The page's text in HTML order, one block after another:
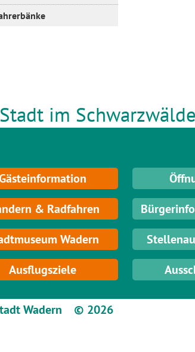
Stadt im
& Radfahren
Wadern
Ausflugsziele
Wadern © 2026